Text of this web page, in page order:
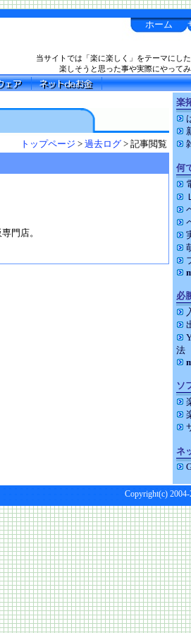
ホーム
当サイトでは「楽に楽しく」をテーマにし
楽しそうと思った事や実際にやって
トップページ > 過去ログ > 記事閲覧
門店。
楽
何
必
法
ソ
ネ
Copyright(c)